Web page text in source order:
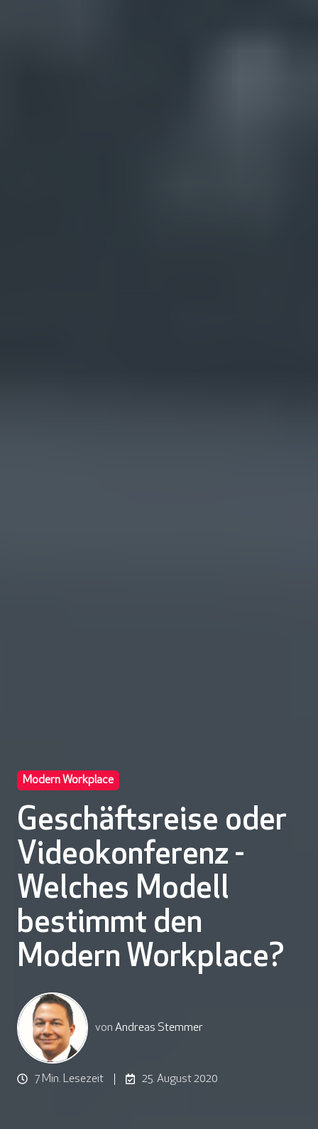
Modern Workplace
Geschäftsreise oder
Videokonferenz -
Welches Modell
bestimmt den
Modern Workplace?
vonAndreas Stemmer
7 Min. Lesezeit 25. August 2020